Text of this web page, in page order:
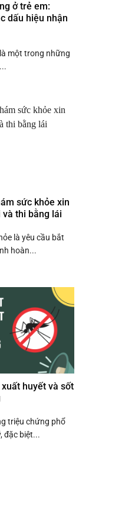
ở trẻ em:
dấu hiệu nhận
một trong những
sức khỏe xin
thi bằng lái
là yêu cầu bắt
hoàn...
huyết và sốt
triệu chứng phổ
đặc biệt...